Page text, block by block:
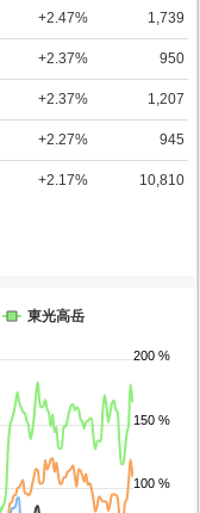
+2.47% 1,739
+2.37% 950
+2.37% 1,207
+2.27% 945
+2.17% 10,810
東光高岳
100 %
150 %
200 %